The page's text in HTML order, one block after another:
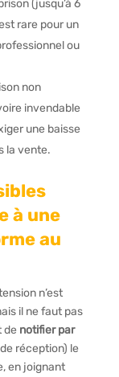
(jusqu’à 6
rare pour un
ou
non
invendable
une baisse
la vente.
à une
au
n’est
il ne faut pas
de notifier par
réception) le
en joignant